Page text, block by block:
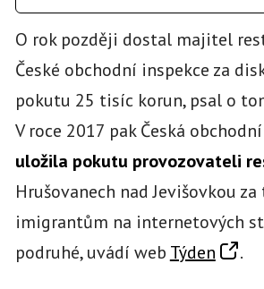
O rok později dostal majitel
České obchodní inspekce za
pokutu 25 tisíc korun, psal o
V roce 2017 pak Česká
uložila pokutu provozovateli
Hrušovanech nad Jevišovkou
imigrantům na internetových
podruhé, uvádí web Týden .